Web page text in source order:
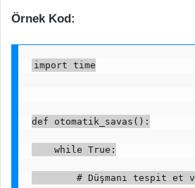
Örnek Kod:
import time
def otomatik_savas():
    while True:
# Düşmanı tespit et